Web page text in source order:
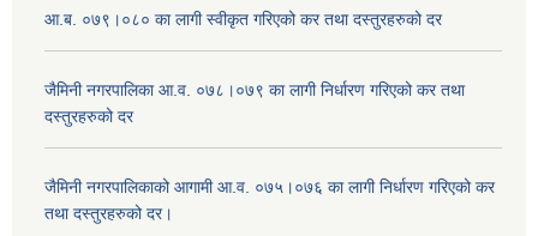
आ.ब. ०७९।०८० का लागी स्वीकृत गरिएको कर तथा दस्तुरहरुको दर
जैमिनी नगरपालिका आ.व. ०७८।०७९ का लागी निर्धारण गरिएको कर तथा
दस्तुरहरुको दर
जैमिनी नगरपालिकाको आगामी आ.व. ०७५।०७६ का लागी निर्धारण गरिएको कर
तथा दस्तुरहरुको दर।